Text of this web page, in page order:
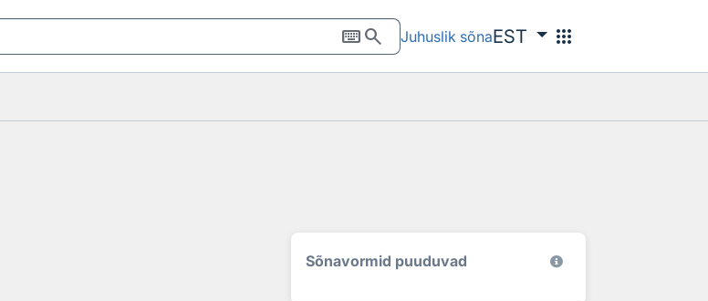
keyboardsearch Juhuslik sõnaEST apps
Sõnavormid puuduvad